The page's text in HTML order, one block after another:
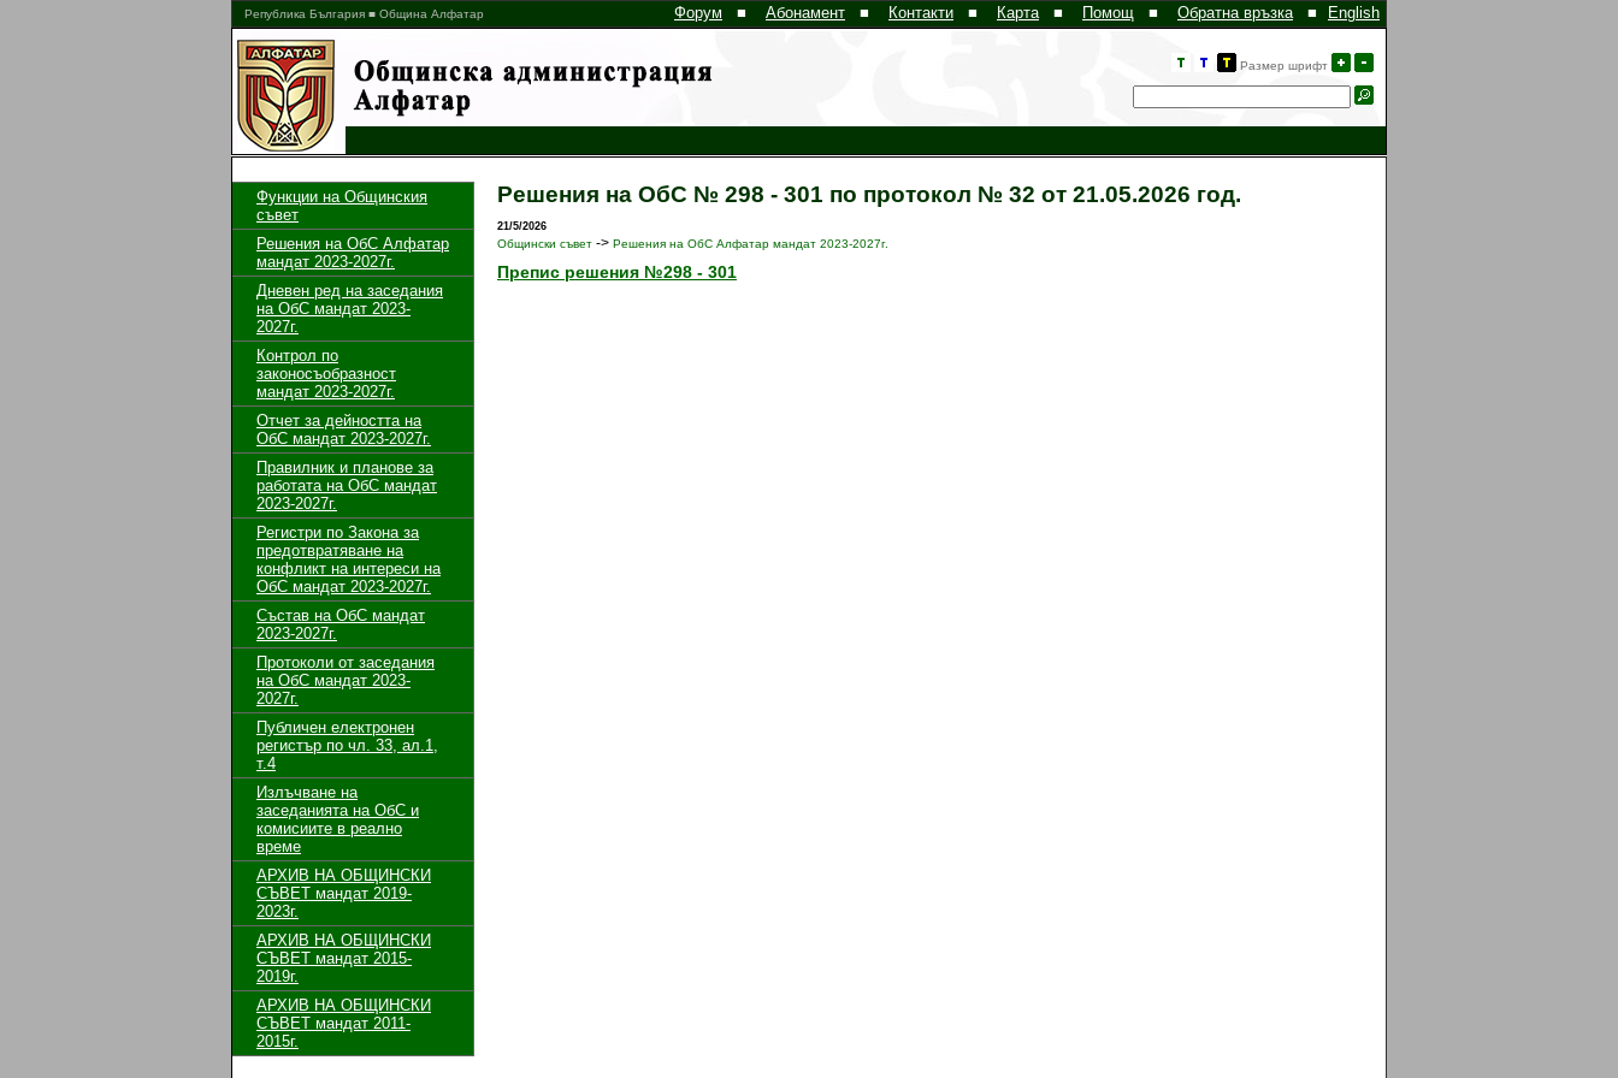
Република България ■ Община Алфатар English
Форум ■ Абонамент ■ Контакти ■ Карта ■ Помощ ■ Обратна връзка ■
Размер шрифт
Функции на Общинския
съвет
Решения на ОбС Алфатар
мандат 2023-2027г.
Дневен ред на заседания
на ОбС мандат 2023-
2027г.
Контрол по
законосъобразност
мандат 2023-2027г.
Отчет за дейността на
ОбС мандат 2023-2027г.
Правилник и планове за
работата на ОбС мандат
2023-2027г.
Регистри по Закона за
предотвратяване на
конфликт на интереси на
ОбС мандат 2023-2027г.
Състав на ОбС мандат
2023-2027г.
Протоколи от заседания
на ОбС мандат 2023-
2027г.
Публичен електронен
регистър по чл. 33, ал.1,
т.4
Излъчване на
заседанията на ОбС и
комисиите в реално
време
АРХИВ НА ОБЩИНСКИ
СЪВЕТ мандат 2019-
2023г.
АРХИВ НА ОБЩИНСКИ
СЪВЕТ мандат 2015-
2019г.
АРХИВ НА ОБЩИНСКИ
СЪВЕТ мандат 2011-
2015г.
Решения на ОбС № 298 - 301 по протокол № 32 от 21.05.2026 год.
21/5/2026
Общински съвет -> Решения на ОбС Алфатар мандат 2023-2027г.
Препис решения №298 - 301